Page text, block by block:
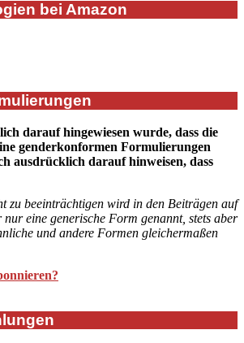
bei Amazon
darauf hingewiesen wurde, dass die
genderkonformen Formulierungen
ausdrücklich darauf hinweisen, dass
zu beeinträchtigen wird in den Beiträgen auf
nur eine generische Form genannt, stets aber
und andere Formen gleichermaßen